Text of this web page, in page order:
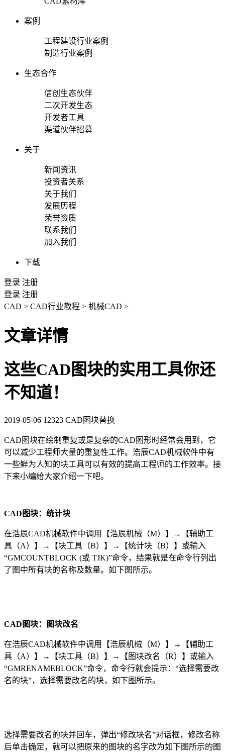
案例
工程建设行业案例
制造行业案例
生态合作
信创生态伙伴
二次开发生态
开发者工具
渠道伙伴招募
关于
新闻资讯
投资者关系
关于我们
发展历程
荣誉资质
联系我们
加入我们
下载
登录 注册
登录 注册
CAD > CAD行业教程 > 机械CAD >
文章详情
这些CAD图块的实用工具你还
不知道！
2019-05-06 12323 CAD图块替换
CAD图块在绘制重复或是复杂的CAD 图形时经常会用到，它
可以减少工程师大量的重复性工作。浩辰CAD机械软件中有
一些鲜为人知的块工具可以有效的提高工程师的工作效率。接
下来小编给大家介绍一下吧。
CAD图块： 统计块
在浩辰CAD机械软件中调用【浩辰机械（M）】 →
【辅助工
具（A）】 → 【块工具（B）】 → 【统计块 （B）】或输入
“GMCOUNTBLOCK (或 TJK)”命令， 结果就是在命令行列出
了图中所有块的名称及数量。如下图所示。
CAD图块： 图块改名
在浩辰CAD机械软件中调用【浩辰机械（M）】 →
【辅助工
具（A）】 → 【块工具（B）】 → 【 图块改名 （R） 】或输入
“GMRENAMEBLOCK”命令，命令行就会提示： “选择需要改
名的块”， 选择需要改名的块， 如下图所示。
选择需要改名的块并回车，弹出“修改块名”对话框，修改名称
后单击确定，就可以把原来的图块的名字改为如下图所示的图